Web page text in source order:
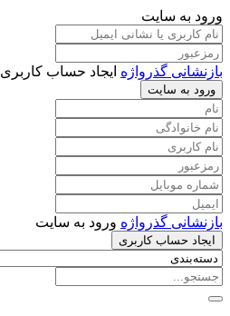
ورود به سایت
بازنشانی گذرواژه ایجاد حساب کاربری
ورود به سایت
بازنشانی گذرواژه ورود به سایت
ایجاد حساب کاربری